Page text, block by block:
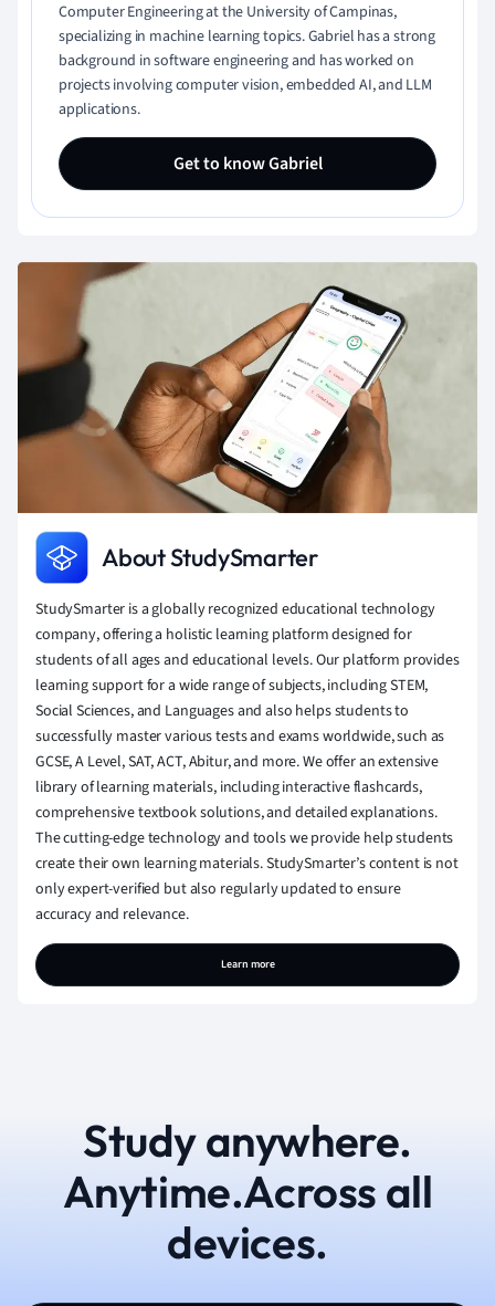
Computer Engineering at the University of Campinas,
specializing in machine learning topics. Gabriel has a strong
background in software engineering and has worked on
projects involving computer vision, embedded AI, and LLM
applications.
Get to know Gabriel
About StudySmarter
StudySmarter is a globally recognized educational technology
company, offering a holistic learning platform designed for
students of all ages and educational levels. Our platform provides
learning support for a wide range of subjects, including STEM,
Social Sciences, and Languages and also helps students to
successfully master various tests and exams worldwide, such as
GCSE, A Level, SAT, ACT, Abitur, and more. We offer an extensive
library of learning materials, including interactive flashcards,
comprehensive textbook solutions, and detailed explanations.
The cutting-edge technology and tools we provide help students
create their own learning materials. StudySmarter’s content is not
only expert-verified but also regularly updated to ensure
accuracy and relevance.
Learn more
Study anywhere.
Anytime.Across all
devices.